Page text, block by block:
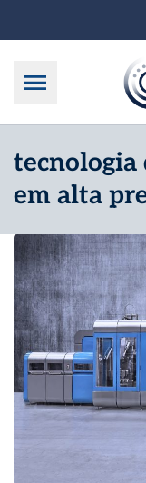
tecnologia
em alta